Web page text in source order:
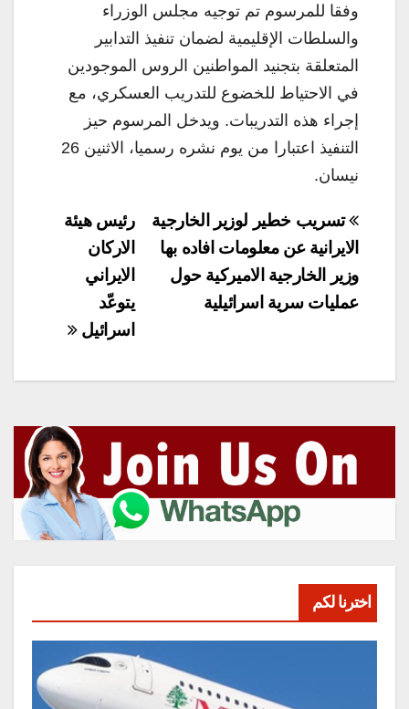
وفقا للمرسوم تم توجيه مجلس الوزراء
والسلطات الإقليمية لضمان تنفيذ التدابير
المتعلقة بتجنيد المواطنين الروس الموجودين
في الاحتياط للخضوع للتدريب العسكري، مع
إجراء هذه التدريبات. ويدخل المرسوم حيز
التنفيذ اعتبارا من يوم نشره رسميا، الاثنين 26
نيسان.
تصفّح
المقالات
رئيس هيئة
الاركان
الايراني
يتوعّد
اسرائيل
تسريب خطير لوزير الخارجية
الايرانية عن معلومات افاده بها
وزير الخارجية الاميركية حول
عمليات سرية اسرائيلية
اخترنا لكم